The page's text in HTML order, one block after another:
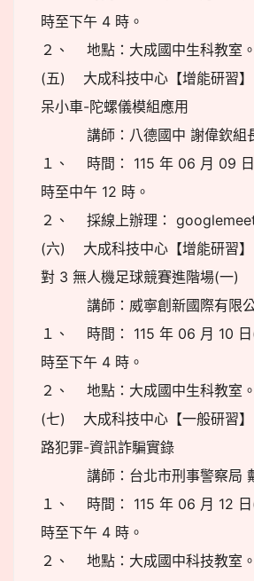
時至下午 4 時。
２、 地點：大成國中生科教室。
(五) 大成科技中心【增能研習】
呆小車-陀螺儀模組應用
講師：八德國中 謝偉欽組
１、 時間： 115 年 06 月 09
時至中午 12 時。
２、 採線上辦理： googlemeet
(六) 大成科技中心【增能研習】
對 3 無人機足球競賽進階場(一)
講師：威寧創新國際有限公
１、 時間： 115 年 06 月 10 日
時至下午 4 時。
２、 地點：大成國中生科教室。
(七) 大成科技中心【一般研習】
路犯罪-資訊詐騙實錄
講師：台北市刑事警察局
１、 時間： 115 年 06 月 12 日
時至下午 4 時。
２、 地點：大成國中科技教室。